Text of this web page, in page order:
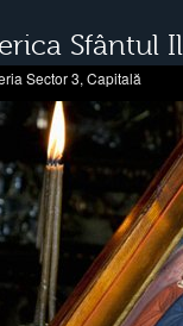
Sfântul
Sector 3, Capitală